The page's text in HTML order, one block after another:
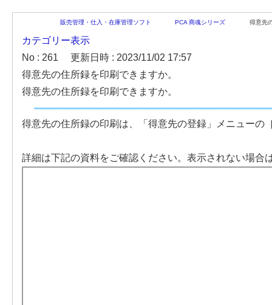
販売管理・仕入・在庫管理ソフト PCA 商魂シリーズ 得意先
カテゴリー表示
No : 261
更新日時 : 2023/11/02 17:57
得意先の住所録を印刷できますか。
得意先の住所録を印刷できますか。
得意先の住所録の印刷は、「得意先の登録」メニューの
詳細は下記の資料をご確認ください。表示されない場合